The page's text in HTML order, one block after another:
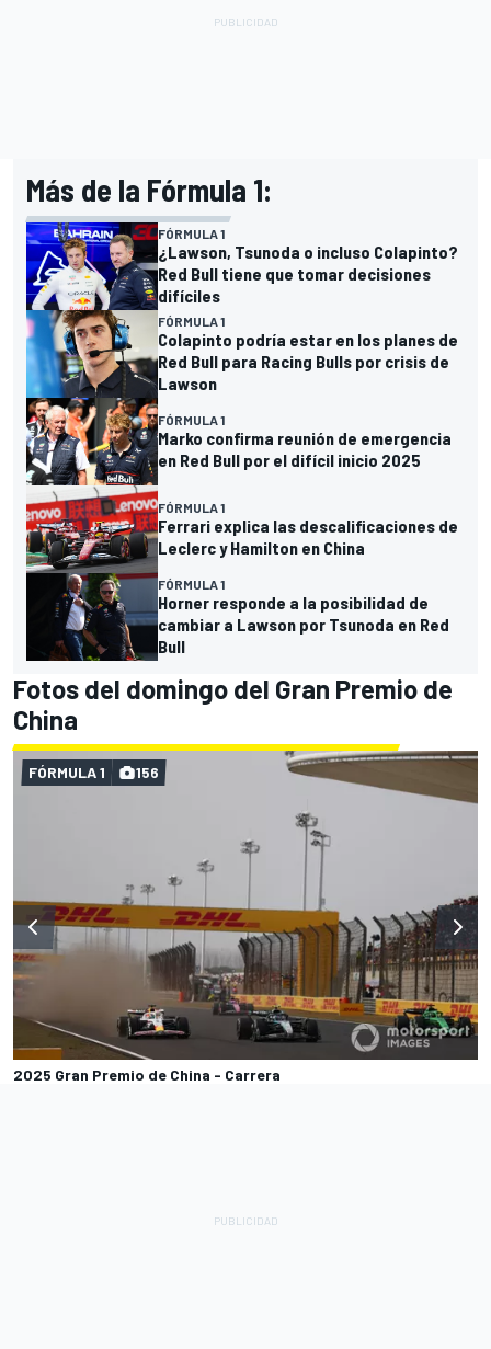
Más de la Fórmula 1:
FÓRMULA 1
¿Lawson, Tsunoda o incluso Colapinto?
Red Bull tiene que tomar decisiones
difíciles
FÓRMULA 1
Colapinto podría estar en los planes de
Red Bull para Racing Bulls por crisis de
Lawson
FÓRMULA 1
Marko confirma reunión de emergencia
en Red Bull por el difícil inicio 2025
FÓRMULA 1
Ferrari explica las descalificaciones de
Leclerc y Hamilton en China
FÓRMULA 1
Horner responde a la posibilidad de
cambiar a Lawson por Tsunoda en Red
Bull
Fotos del domingo del Gran Premio de
China
2025 Gran Premio de China - Carrera
FÓRMULA 1 156